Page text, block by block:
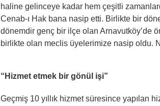
haline gelinceye kadar hem çeşitli
Cenab-ı Hak bana nasip etti. Birlikte bir
dönemdir genç bir ilçe olan Arnavutköy’de
birlikte olan meclis üyelerimize nasip oldu.
“Hizmet etmek bir gönül işi”
Geçmiş 10 yıllık hizmet süresince yapılan